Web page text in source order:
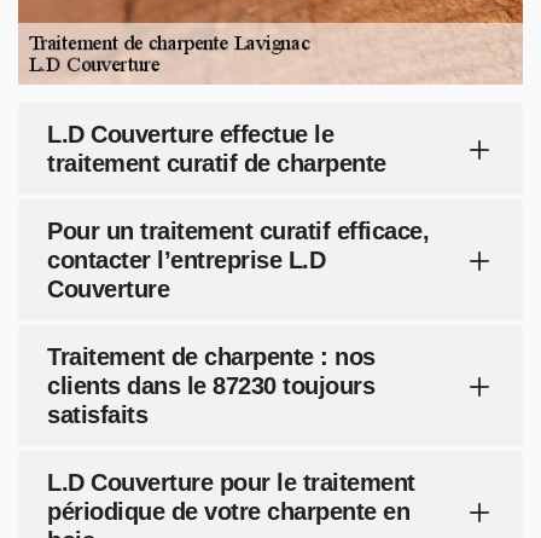
L.D Couverture effectue le
traitement curatif de charpente
Pour un traitement curatif efficace,
contacter l’entreprise L.D
Couverture
Traitement de charpente : nos
clients dans le 87230 toujours
satisfaits
L.D Couverture pour le traitement
périodique de votre charpente en